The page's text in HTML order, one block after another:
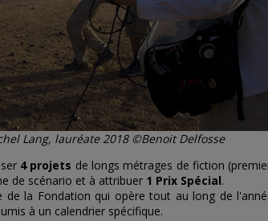
Lang, lauréate 2018 ©Benoit Delfosse
4 projets de longs métrages de fiction
de scénario et à attribuer 1 Prix Spécial.
de la Fondation qui opère tout au long de
à un calendrier spécifique.